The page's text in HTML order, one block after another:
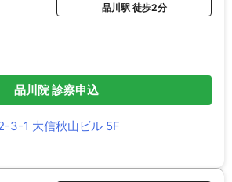
品川駅 徒歩2分
品川院 診察申込
3-1 大信秋山ビル 5F